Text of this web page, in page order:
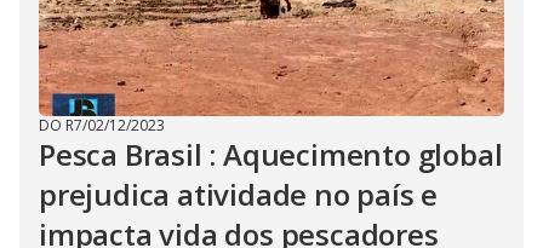
DO R7/02/12/2023
Pesca Brasil : Aquecimento global
prejudica atividade no país e
impacta vida dos pescadores